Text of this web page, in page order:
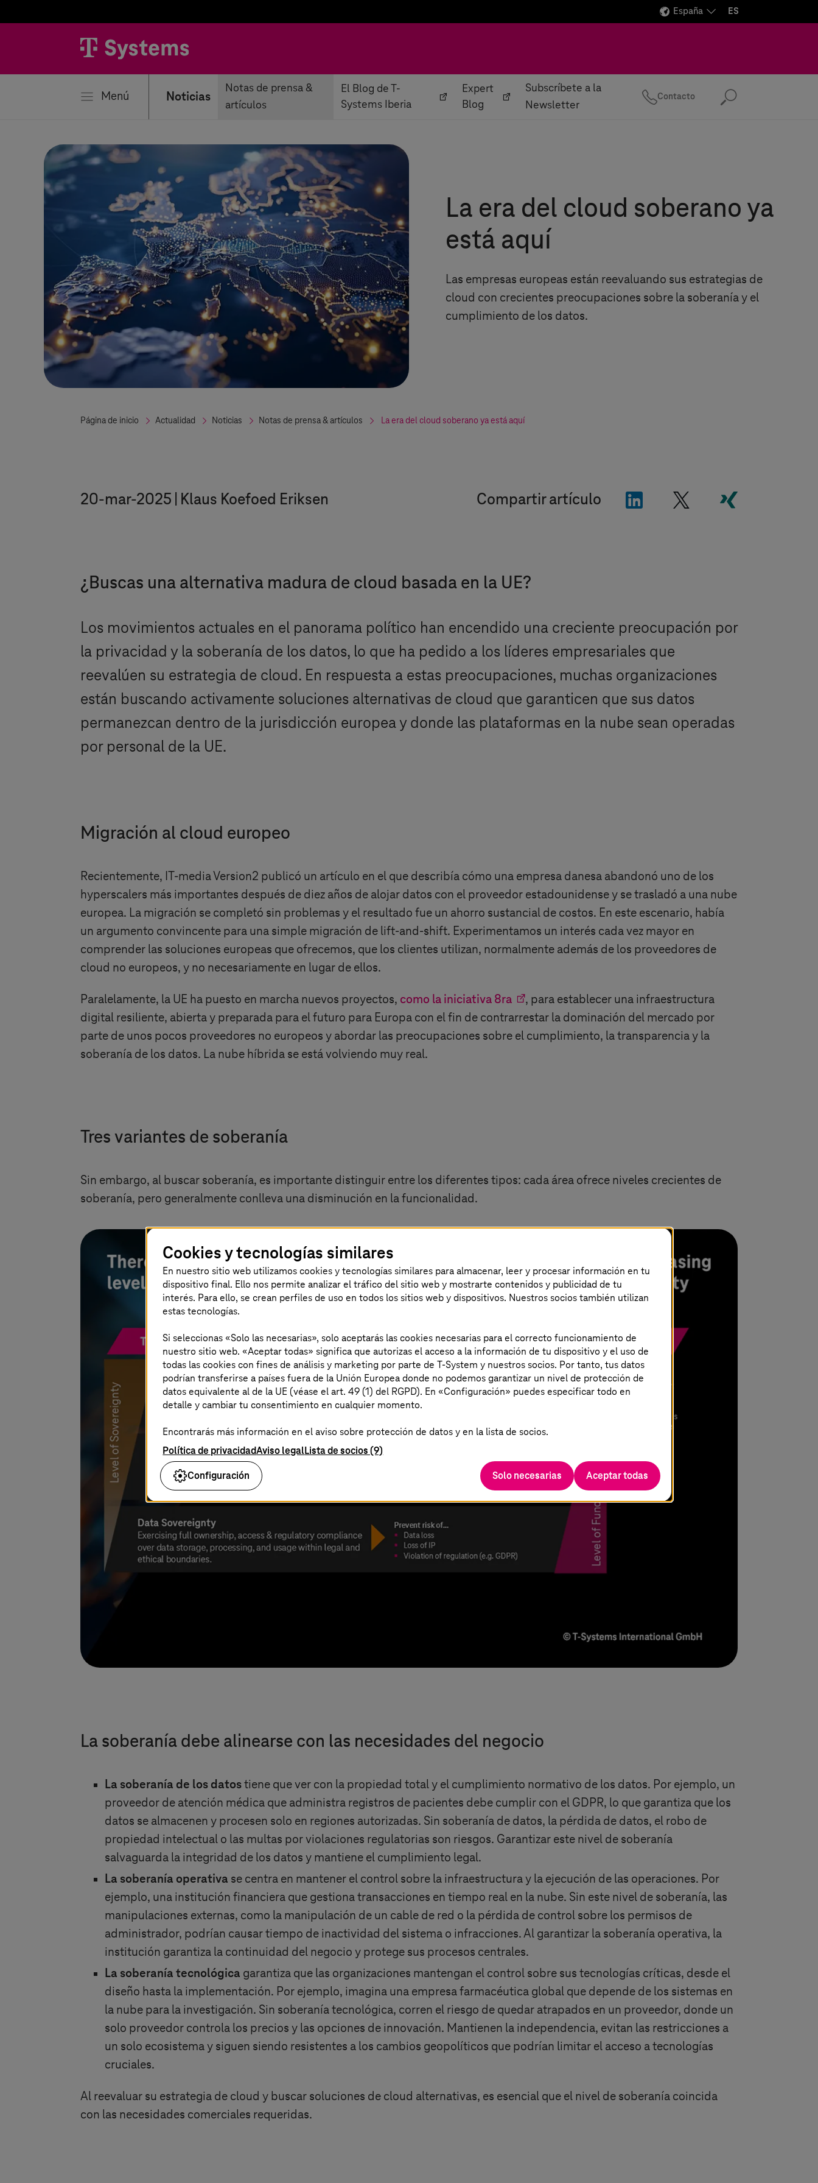
España ES
Menú Noticias
Notas de prensa &
artículos
El Blog de T-
Systems Iberia
Expert
Blog
Subscríbete a la
Newsletter
Contacto Buscar
La era del cloud soberano ya
está aquí
Las empresas europeas están reevaluando sus estrategias de
cloud con crecientes preocupaciones sobre la soberanía y el
cumplimiento de los datos.
Página de inicio Actualidad Noticias Notas de prensa & artículos La era del cloud soberano ya está aquí
20-mar-2025 Klaus Koefoed Eriksen Compartir artículo "LinkedIn"
¿Buscas una alternativa madura de cloud basada en la UE?
Los movimientos actuales en el panorama político han encendido una creciente preocupación por
la privacidad y la soberanía de los datos, lo que ha pedido a los líderes empresariales que
reevalúen su estrategia de cloud. En respuesta a estas preocupaciones, muchas organizaciones
están buscando activamente soluciones alternativas de cloud que garanticen que sus datos
permanezcan dentro de la jurisdicción europea y donde las plataformas en la nube sean operadas
por personal de la UE.
Migración al cloud europeo
Recientemente, IT-media Version2 publicó un artículo en el que describía cómo una empresa danesa abandonó uno de los
hyperscalers más importantes después de diez años de alojar datos con el proveedor estadounidense y se trasladó a una nube
europea. La migración se completó sin problemas y el resultado fue un ahorro sustancial de costos. En este escenario, había
un argumento convincente para una simple migración de lift-and-shift. Experimentamos un interés cada vez mayor en
comprender las soluciones europeas que ofrecemos, que los clientes utilizan, normalmente además de los proveedores de
cloud no europeos, y no necesariamente en lugar de ellos.
Paralelamente, la UE ha puesto en marcha nuevos proyectos, como la iniciativa 8ra
, para establecer una infraestructura
digital resiliente, abierta y preparada para el futuro para Europa con el fin de contrarrestar la dominación del mercado por
parte de unos pocos proveedores no europeos y abordar las preocupaciones sobre el cumplimiento, la transparencia y la
soberanía de los datos. La nube híbrida se está volviendo muy real.
Tres variantes de soberanía
Sin embargo, al buscar soberanía, es importante distinguir entre los diferentes tipos: cada área ofrece niveles crecientes de
soberanía, pero generalmente conlleva una disminución en la funcionalidad.
La soberanía debe alinearse con las necesidades del negocio
La soberanía de los datostiene que ver con la propiedad total y el cumplimiento normativo de los datos. Por ejemplo, un
proveedor de atención médica que administra registros de pacientes debe cumplir con el GDPR, lo que garantiza que los
datos se almacenen y procesen solo en regiones autorizadas. Sin soberanía de datos, la pérdida de datos, el robo de
propiedad intelectual o las multas por violaciones regulatorias son riesgos. Garantizar este nivel de soberanía
salvaguarda la integridad de los datos y mantiene el cumplimiento legal.
La soberanía operativa se centra en mantener el control sobre la infraestructura y la ejecución de las operaciones. Por
ejemplo, una institución financiera que gestiona transacciones en tiempo real en la nube. Sin este nivel de soberanía, las
manipulaciones externas, como la manipulación de un cable de red o la pérdida de control sobre los permisos de
administrador, podrían causar tiempo de inactividad del sistema o infracciones. Al garantizar la soberanía operativa, la
institución garantiza la continuidad del negocio y protege sus procesos centrales.
La soberanía tecnológica garantiza que las organizaciones mantengan el control sobre sus tecnologías críticas, desde el
diseño hasta la implementación. Por ejemplo, imagina una empresa farmacéutica global que depende de los sistemas en
la nube para la investigación. Sin soberanía tecnológica, corren el riesgo de quedar atrapados en un proveedor, donde un
solo proveedor controla los precios y las opciones de innovación. Mantienen la independencia, evitan las restricciones a
un solo ecosistema y siguen siendo resistentes a los cambios geopolíticos que podrían limitar el acceso a tecnologías
cruciales.
Al reevaluar su estrategia de cloud y buscar soluciones de cloud alternativas, es esencial que el nivel de soberanía coincida
con las necesidades comerciales requeridas.
Cookies y tecnologías similares
En nuestro sitio web utilizamos cookies y tecnologías similares para almacenar, leer y procesar información en tu
dispositivo final. Ello nos permite analizar el tráfico del sitio web y mostrarte contenidos y publicidad de tu
interés. Para ello, se crean perfiles de uso en todos los sitios web y dispositivos. Nuestros socios también utilizan
estas tecnologías.
Si seleccionas «Solo las necesarias», solo aceptarás las cookies necesarias para el correcto funcionamiento de
nuestro sitio web. «Aceptar todas» significa que autorizas el acceso a la información de tu dispositivo y el uso de
todas las cookies con fines de análisis y marketing por parte de T-System y nuestros socios. Por tanto, tus datos
podrían transferirse a países fuera de la Unión Europea donde no podemos garantizar un nivel de protección de
datos equivalente al de la UE (véase el art. 49 (1) del RGPD). En «Configuración» puedes especificar todo en
detalle y cambiar tu consentimiento en cualquier momento.
Encontrarás más información en el aviso sobre protección de datos y en la lista de socios.
Política de privacidadAviso legalLista de socios (9)
Configuración
Solo necesarias Aceptar todas